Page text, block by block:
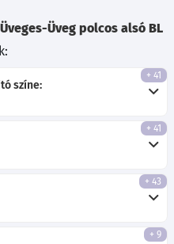
Üveg polcos alsó BL
színe:
+ 41
+ 41
+ 43
+ 9